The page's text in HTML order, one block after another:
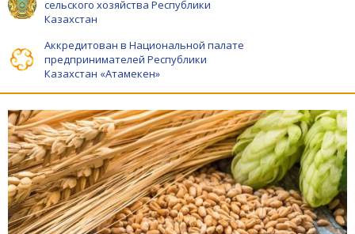
сельского хозяйства Республики
Казахстан
Аккредитован в Национальной палате
предпринимателей Республики
Казахстан «Атамекен»